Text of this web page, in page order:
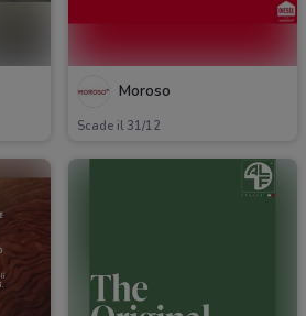
Moroso
Scade il 31/12